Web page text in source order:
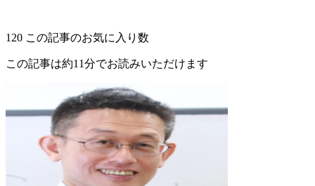
120 この記事のお気に入り数
この記事は約11分でお読みいただけます